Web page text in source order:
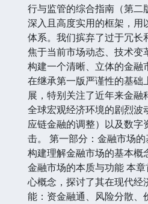
行与监管的综合指南（第二
深入且高度实用的框架，
体系。我们摈弃了过于冗长
焦于当前市场动态、技术
构建一个清晰、立体的金融
在继承第一版严谨性的基础
展，特别关注了近年来金融
全球宏观经济环境的剧烈
应链金融的调整）以及数字
击。 第一部分：金融市场
构建理解金融市场的基本概
金融市场的本质与功能 本
心概念，探讨了其在现代经
能：资金融通、风险分散